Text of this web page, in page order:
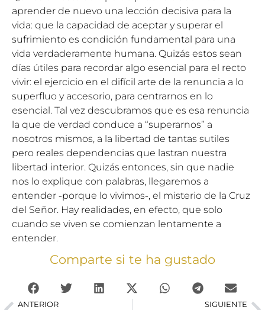
aprender de nuevo una lección decisiva para la
vida: que la capacidad de aceptar y superar el
sufrimiento es condición fundamental para una
vida verdaderamente humana. Quizás estos sean
días útiles para recordar algo esencial para el recto
vivir: el ejercicio en el difícil arte de la renuncia a lo
superfluo y accesorio, para centrarnos en lo
esencial. Tal vez descubramos que es esa renuncia
la que de verdad conduce a “superarnos” a
nosotros mismos, a la libertad de tantas sutiles
pero reales dependencias que lastran nuestra
libertad interior. Quizás entonces, sin que nadie
nos lo explique con palabras, llegaremos a
entender ˗porque lo vivimos˗, el misterio de la Cruz
del Señor. Hay realidades, en efecto, que solo
cuando se viven se comienzan lentamente a
entender.
Comparte si te ha gustado
ANTERIOR SIGUIENTE